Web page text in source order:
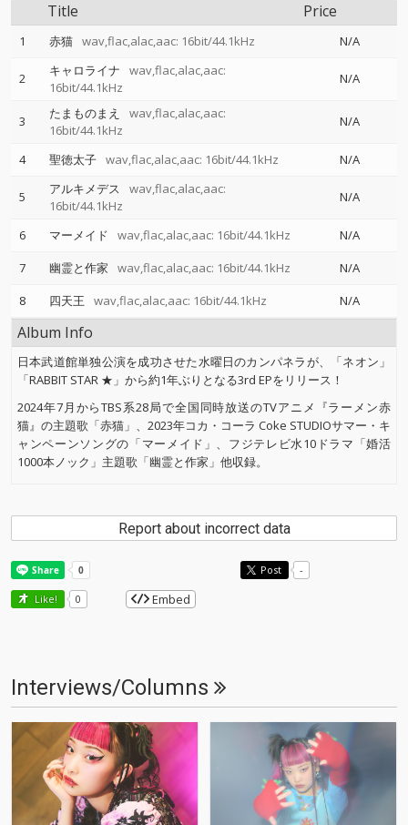
Title Price
1 赤猫 wav,flac,alac,aac: 16bit/44.1kHz N/A
2 キャロライナ
wav,flac,alac,aac:
16bit/44.1kHz
N/A
3 たまものまえ
wav,flac,alac,aac:
16bit/44.1kHz
N/A
4 聖徳太子 wav,flac,alac,aac: 16bit/44.1kHz N/A
5 アルキメデス
wav,flac,alac,aac:
16bit/44.1kHz
N/A
6 マーメイド wav,flac,alac,aac: 16bit/44.1kHz
N/A
7
幽霊と作家 wav,flac,alac,aac: 16bit/44.1kHz
N/A
8
四天王 wav,flac,alac,aac: 16bit/44.1kHz N/A
Album Info
日本武道館単独公演を成功させた水曜日のカンパネラが、「ネオン」
「RABBIT STAR ★」から約1年ぶりとなる3rd EPをリリース！
2024年7月からTBS系28局で全国同時放送のTVアニメ『ラーメン赤
猫』の主題歌「赤猫」、2023年コカ・コーラ Coke STUDIOサマー・キ
ャンペーンソングの「マーメイド」、フジテレビ水10ドラマ「婚活
1000本ノック」主題歌「幽霊と作家」他収録。
Report about incorrect data
Post -
Like! 0 Embed
Interviews/Columns